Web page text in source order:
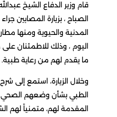
قام وزير الدفاع الشيخ
الصباح ، بزيارة المصابين
المدنية والحيوية ومنها
اليوم ، وذلك للاطمئنان
ما يقدم لهم من رعاية طبية.
وخلال الزيارة، استمع إلى
الطبي بشأن وضعهم الصحي
المقدمة لهم، متمنياً لهم